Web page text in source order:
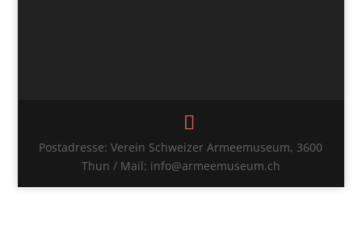
Postadresse: Verein Schweizer Armeemuseum, 3600
Thun / Mail: info@armeemuseum.ch